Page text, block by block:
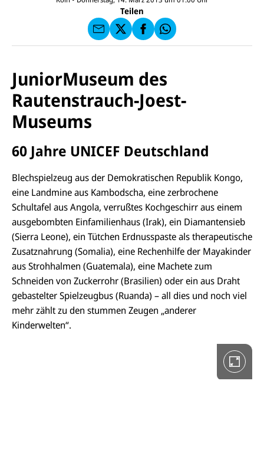
Teilen
U
I
C
E
n
d
e
n
I
C
E
F
a
a
u
f
F
a
b
o
o
k
F
uf
W
h
p
JuniorMuseum des
Rautenstrauch-Joest-
Museums
60 Jahre UNICEF Deutschland
Blechspielzeug aus der Demokratischen Republik Kongo,
eine Landmine aus Kambodscha, eine zerbrochene
Schultafel aus Angola, verrußtes Kochgeschirr aus einem
ausgebombten Einfamilienhaus (Irak), ein Diamantensieb
(Sierra Leone), ein Tütchen Erdnusspaste als therapeutische
Zusatznahrung (Somalia), eine Rechenhilfe der Mayakinder
aus Strohhalmen (Guatemala), eine Machete zum
Schneiden von Zuckerrohr (Brasilien) oder ein aus Draht
gebastelter Spielzeugbus (Ruanda) – all dies und noch viel
mehr zählt zu den stummen Zeugen „anderer
Kinderwelten“.
D
i
e
G
a
l
r
i
e
l
l
b
i
l